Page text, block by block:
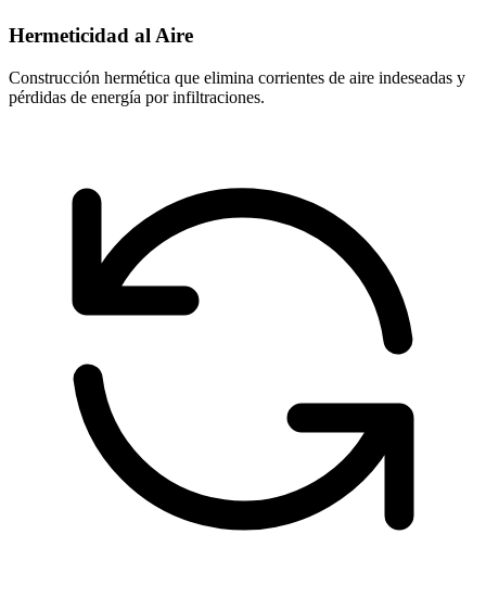
Hermeticidad al Aire
Construcción hermética que elimina corrientes de aire indeseadas y
pérdidas de energía por infiltraciones.